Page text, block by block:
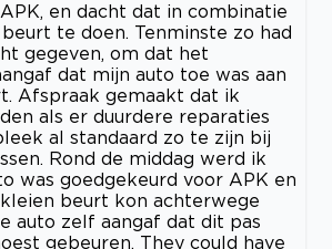
en dacht dat in combinatie
te doen. Tenminste zo had
gegeven, om dat het
dat mijn auto toe was aan
Afspraak gemaakt dat ik
als er duurdere reparaties
al standaard zo te zijn bij
Rond de middag werd ik
was goedgekeurd voor APK en
beurt kon achterwege
auto zelf aangaf dat dit pas
gebeuren. They could have